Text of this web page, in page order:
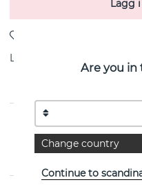
Lägg
Leverans:
PRODUKTBESKRIVNING
21 Stars & Signature
Are you in
Change country
Continue to